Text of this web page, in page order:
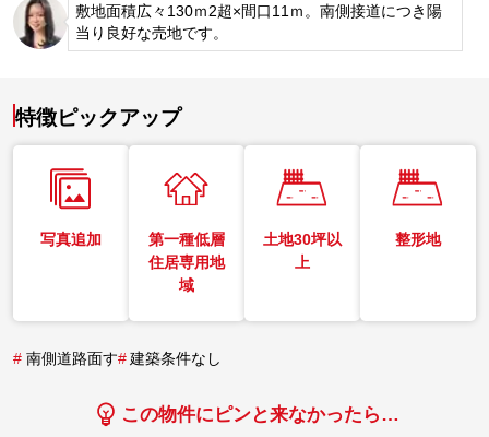
敷地面積広々130ｍ2超×間口11ｍ。南側接道につき陽
当り良好な売地です。
特徴ピックアップ
写真追加
第一種低層
住居専用地
域
土地30坪以
上
整形地
# 南側道路面す# 建築条件なし
この物件にピンと来なかったら…